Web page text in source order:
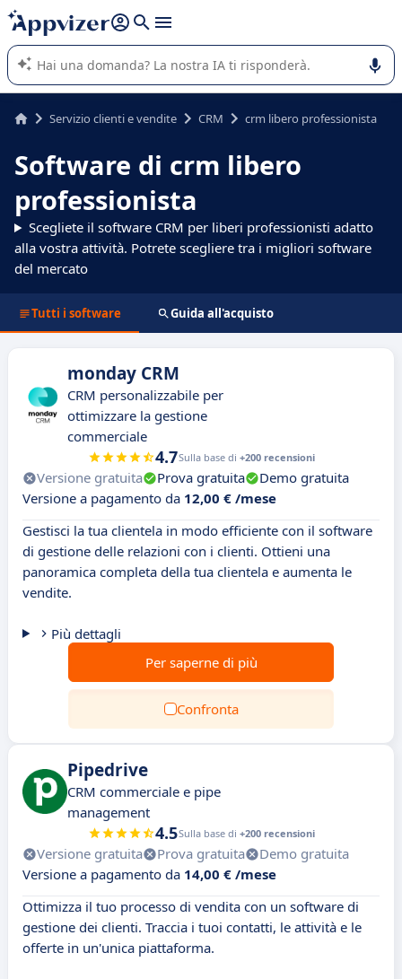
righe con
shift + enter
L'IA di Appvizer vi guida nell'utilizzo o nella scelta di un
software SaaS per la vostra azienda.
Servizio clienti e vendite CRM crm libero professionista
Software di crm libero
professionista
Scegliete il software CRM per liberi professionisti adatto
alla vostra attività. Potrete scegliere tra i migliori software
del mercato
Tutti i software Guida all'acquisto
monday CRM
CRM personalizzabile per
ottimizzare la gestione
commerciale
4.7Sulla base di +200 recensioni
Versione gratuita Prova gratuita
Demo gratuita
Versione a pagamento da 12,00 € /mese
Gestisci la tua clientela in modo efficiente con il software
di gestione delle relazioni con i clienti. Ottieni una
panoramica completa della tua clientela e aumenta le
vendite.
Più dettagli
Per saperne di più
Confronta
Pipedrive
CRM commerciale e pipe
management
4.5Sulla base di +200 recensioni
Versione gratuita Prova gratuita
Demo gratuita
Versione a pagamento da 14,00 € /mese
Ottimizza il tuo processo di vendita con un software di
gestione dei clienti. Traccia i tuoi contatti, le attività e le
offerte in un'unica piattaforma.